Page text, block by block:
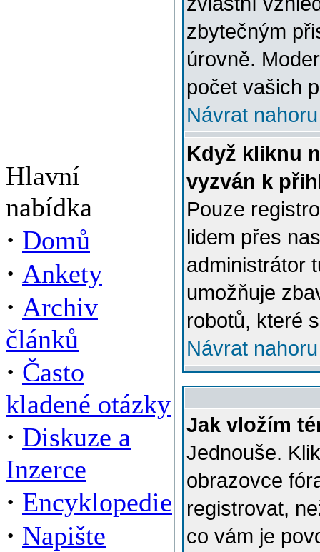
Hlavní
nabídka
· Domů
· Ankety
· Archiv
článků
· Často
kladené otázky
· Diskuze a
Inzerce
· Encyklopedie
· Napište
zbytečným
úrovně.
počet vašich
Návrat nahoru
Když kliknu
vyzván k
Pouze
lidem přes
administrátor
umožňuje
robotů, které
Návrat nahoru
Jak vložím
Jednouše.
obrazovce
registrovat,
co vám je